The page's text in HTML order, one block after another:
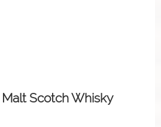
Scotch Whisky